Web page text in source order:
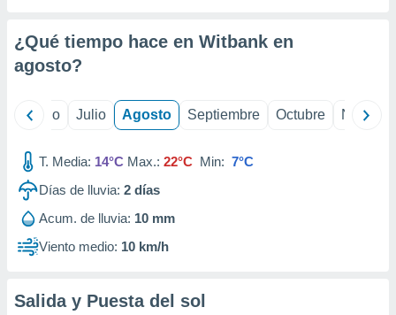
e
mediante
publicidad
publicidad
de
1199
¿Qué tiempo hace en Witbank en
agosto?
Junio Julio Agosto Septiembre Octubre
T. Media: 14°C Max.: 22°C Min: 7°C
Días de lluvia: 2 días
Acum. de lluvia: 10 mm
Viento medio: 10 km/h
Salida y Puesta del sol